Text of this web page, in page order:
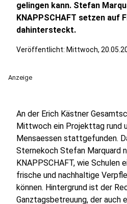
gelingen kann. Stefan
KNAPPSCHAFT setzen auf
dahintersteckt.
Veröffentlicht: Mittwoch,
Anzeige
An der Erich Kästner
Mittwoch ein Projekttag rund
Mensaessen stattgefunden.
Sternekoch Stefan Marquard
KNAPPSCHAFT, wie Schulen
frische und nachhaltige
können. Hintergrund ist der
Ganztagsbetreuung, der auch